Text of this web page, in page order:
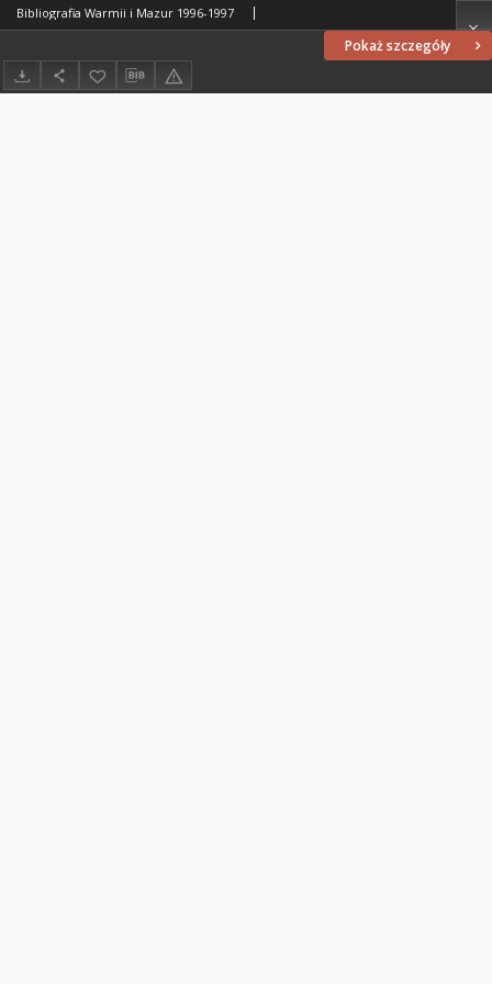
Pokaż szczegóły
Bibliografia Warmii i Mazur 1996-1997